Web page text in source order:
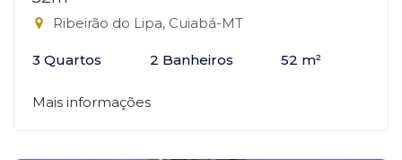
Ribeirão do Lipa, Cuiabá-MT
3 Quartos 2 Banheiros 52 m²
Mais informações